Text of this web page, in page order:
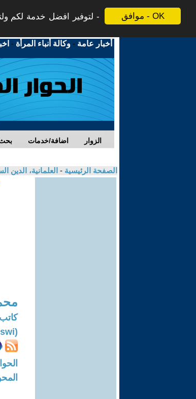
موافق - OK
لتوفير افضل خدمة لكم
أخبار عامة -وكالة أنباء المرأة -
اضافة/خدمات الزوار
الصفحة الرئيسية - العلمانية، الدين
(Mohammed Hussein Al-mosswi)
الحوار